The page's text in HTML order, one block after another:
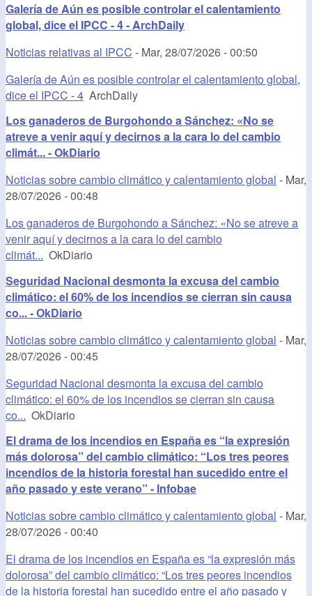
Galería de Aún es posible controlar el calentamiento
global, dice el IPCC - 4 - ArchDaily
Noticias relativas al IPCC - Mar, 28/07/2026 - 00:50
Galería de Aún es posible controlar el calentamiento global,
dice el IPCC - 4 ArchDaily
Los ganaderos de Burgohondo a Sánchez: «No se
atreve a venir aquí y decirnos a la cara lo del cambio
climát... - OkDiario
Noticias sobre cambio climático y calentamiento global - Mar,
28/07/2026 - 00:48
Los ganaderos de Burgohondo a Sánchez: «No se atreve a
venir aquí y decirnos a la cara lo del cambio
climát... OkDiario
Seguridad Nacional desmonta la excusa del cambio
climático: el 60% de los incendios se cierran sin causa
co... - OkDiario
Noticias sobre cambio climático y calentamiento global - Mar,
28/07/2026 - 00:45
Seguridad Nacional desmonta la excusa del cambio
climático: el 60% de los incendios se cierran sin causa
co... OkDiario
El drama de los incendios en España es “la expresión
más dolorosa” del cambio climático: “Los tres peores
incendios de la historia forestal han sucedido entre el
año pasado y este verano” - Infobae
Noticias sobre cambio climático y calentamiento global - Mar,
28/07/2026 - 00:40
El drama de los incendios en España es “la expresión más
dolorosa” del cambio climático: “Los tres peores incendios
de la historia forestal han sucedido entre el año pasado y